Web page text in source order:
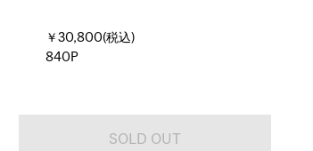
￥30,800(税込)
840P